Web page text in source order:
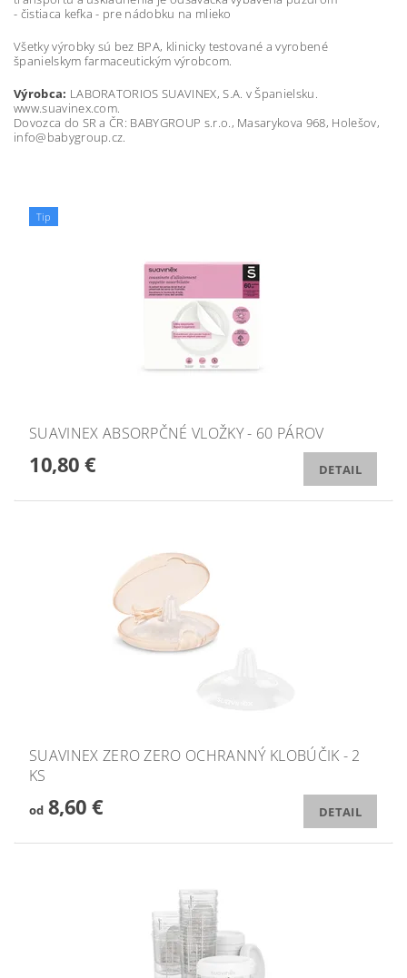
- čistiaca kefka - pre nádobku na mlieko
Všetky výrobky sú bez BPA, klinicky testované a vyrobené
španielskym farmaceutickým výrobcom.
Výrobca: LABORATORIOS SUAVINEX, S.A. v Španielsku.
www.suavinex.com.
Dovozca do SR a ČR: BABYGROUP s.r.o., Masarykova 968, Holešov,
info@babygroup.cz.
Tip
SUAVINEX ABSORPČNÉ VLOŽKY - 60 PÁROV
10,80 € DETAIL
SUAVINEX ZERO ZERO OCHRANNÝ KLOBÚČIK - 2
KS
od8,60 € DETAIL